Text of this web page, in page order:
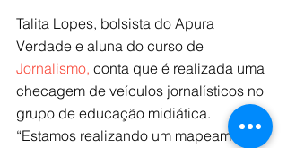
Talita Lopes, bolsista do Apura
Verdade e aluna do curso de
Jornalismo, conta que é realizada uma
checagem de veículos jornalísticos no
grupo de educação midiática.
“Estamos realizando um mapeamento